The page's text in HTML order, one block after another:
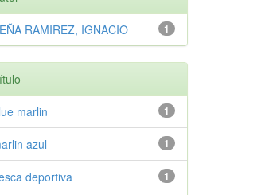
1
RAMIREZ, IGNACIO
1
marlin
1
azul
1
deportiva